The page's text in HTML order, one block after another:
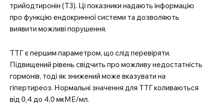
трийодтиронін (Т3). Ці показники надають інформацію
про функцію ендокринної системи та дозволяють
виявити можливі порушення.
ТТГ є першим параметром, що слід перевіряти.
Підвищений рівень свідчить про можливу недостатність
гормонів, тоді як знижений може вказувати на
гіпертиреоз. Нормальні значення для ТТГ коливаються
від 0,4 до 4,0 мкМЕ/мл.